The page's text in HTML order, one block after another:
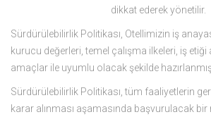
dikkat ederek yönetilir.
Sürdürülebilirlik Politikası, Otellimizin iş
kurucu değerleri, temel çalışma ilkeleri, iş etiği
amaçlar ile uyumlu olacak şekilde
Sürdürülebilirlik Politikası, tüm faaliyetlerin
karar alınması aşamasında başvurulacak bir